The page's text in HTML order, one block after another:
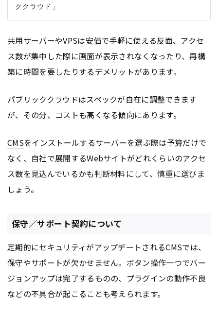
共用サーバーやVPSは安価で手軽に使える反面、アクセ
ス数が集中した際に画面が表示されなくなったり、再構
築に時間を要したりするデメリットがあります。
パブリッククラウドはスペックが自在に調整できます
が、その分、コストも高くなる傾向にあります。
CMSをインストールするサーバーを選ぶ際は予算だけで
なく、自社で展開するWebサイトがどれくらいのアクセ
ス数を見込んでいるかも判断材料にして、慎重に選びま
しょう。
保守／サポート契約について
定期的にセキュリティがアップデートされるCMSでは、
保守やサポートが欠かせません。ボタン操作一つでバー
ジョンアップは完了するものの、 プラグインの動作不良
などの不具合が起こることも考えられます。